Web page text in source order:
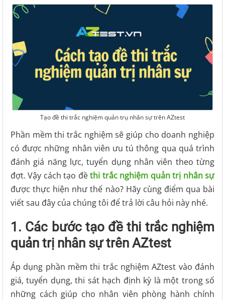
Tạo đề thi trắc nghiệm quản trụ nhân sự trên AZtest
Phần mềm thi trắc nghiệm sẽ giúp cho doanh nghiệp
có được những nhân viên ưu tú thông qua quá trình
đánh giá năng lực, tuyển dụng nhân viên theo từng
đợt. Vậy cách tạo đềthi trắc nghiệm quản trị nhân sự
được thực hiện như thế nào? Hãy cùng điểm qua bài
viết sau đây của chúng tôi để trả lời câu hỏi này nhé.
1. Các bước tạo đề thi trắc nghiệm
quản trị nhân sự trên AZtest
Áp dụng phần mềm thi trắc nghiệm AZtest vào đánh
giá, tuyển dụng, thi sát hạch định kỳ là một trong số
những cách giúp cho nhân viên phòng hành chính